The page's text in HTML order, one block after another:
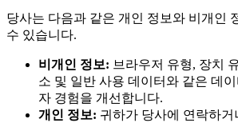
당사는 다음과 같은 개인 정보와 비개인
수 있습니다.
비개인 정보: 브라우저 유형, 장치
소 및 일반 사용 데이터와 같은 데
자 경험을 개선합니다.
개인 정보: 귀하가 당사에 연락하거